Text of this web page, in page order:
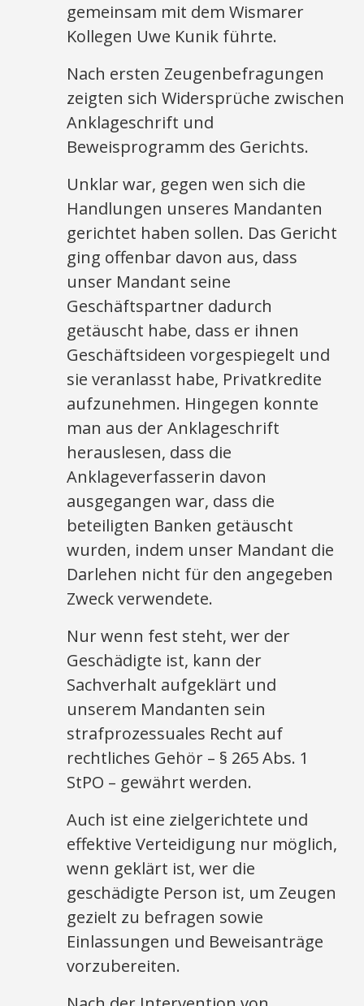
gemeinsam mit dem Wismarer
Kollegen Uwe Kunik führte.
Nach ersten Zeugenbefragungen
zeigten sich Widersprüche zwischen
Anklageschrift und
Beweisprogramm des Gerichts.
Unklar war, gegen wen sich die
Handlungen unseres Mandanten
gerichtet haben sollen. Das Gericht
ging offenbar davon aus, dass
unser Mandant seine
Geschäftspartner dadurch
getäuscht habe, dass er ihnen
Geschäftsideen vorgespiegelt und
sie veranlasst habe, Privatkredite
aufzunehmen. Hingegen konnte
man aus der Anklageschrift
herauslesen, dass die
Anklageverfasserin davon
ausgegangen war, dass die
beteiligten Banken getäuscht
wurden, indem unser Mandant die
Darlehen nicht für den angegeben
Zweck verwendete.
Nur wenn fest steht, wer der
Geschädigte ist, kann der
Sachverhalt aufgeklärt und
unserem Mandanten sein
strafprozessuales Recht auf
rechtliches Gehör – § 265 Abs. 1
StPO – gewährt werden.
Auch ist eine zielgerichtete und
effektive Verteidigung nur möglich,
wenn geklärt ist, wer die
geschädigte Person ist, um Zeugen
gezielt zu befragen sowie
Einlassungen und Beweisanträge
vorzubereiten.